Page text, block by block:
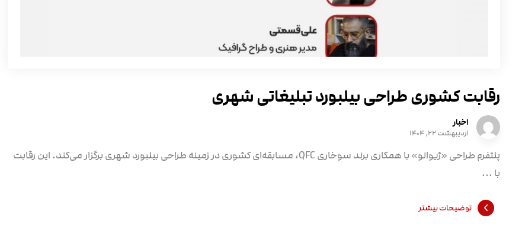
رقابت کشوری طراحی بیلبورد تبلیغاتی شهری
اخبار
اردیبهشت ۲۲, ۱۴۰۴
پلتفرم طراحی «ژیوانو» با همکاری برند سوخاری QFC، مسابقه‌ای کشوری در زمینه طراحی بیلبورد شهری برگزار می‌کند. این رقابت
با ...
توضیحات بیشتر